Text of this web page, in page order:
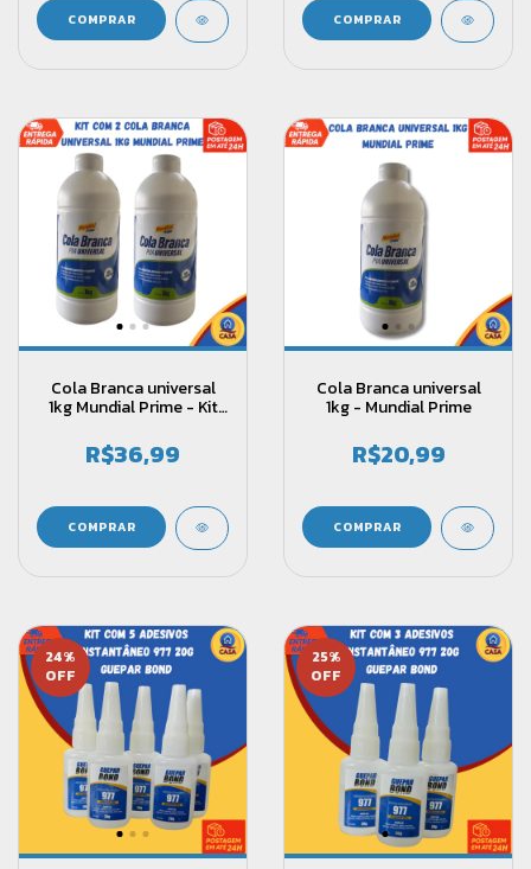
Cola Branca universal
1kg Mundial Prime - Kit
R$36,99
Cola Branca universal
1kg - Mundial Prime
R$20,99
24%
OFF
25%
OFF